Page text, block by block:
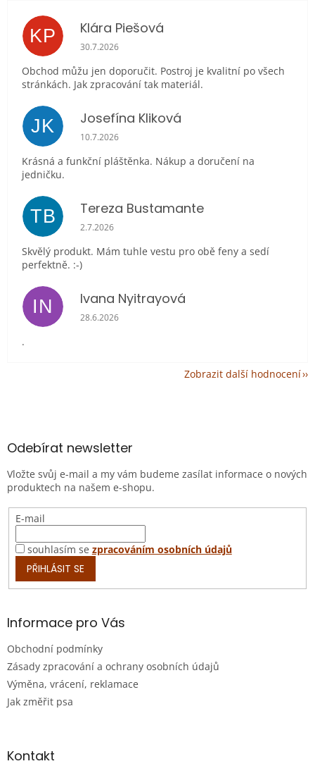
KP Klára Piešová
Hodnocení obchodu je 5 z 5 hvězdiček.
30.7.2026
Obchod můžu jen doporučit. Postroj je kvalitní po všech
stránkách. Jak zpracování tak materiál.
JK Josefína Kliková
Hodnocení obchodu je 5 z 5 hvězdiček.
10.7.2026
Krásná a funkční pláštěnka. Nákup a doručení na
jedničku.
TB Tereza Bustamante
Hodnocení obchodu je 5 z 5 hvězdiček.
2.7.2026
Skvělý produkt. Mám tuhle vestu pro obě feny a sedí
perfektně. :-)
IN Ivana Nyitrayová
Hodnocení obchodu je 5 z 5 hvězdiček.
28.6.2026
.
Zobrazit další hodnocení
aOdebírat newsletter
Vložte svůj e-mail a my vám budeme zasílat informace o nových
produktech na našem e-shopu.
E-mail
souhlasím se zpracováním osobních údajů
PŘIHLÁSIT SE
Informace pro Vás
Obchodní podmínky
Zásady zpracování a ochrany osobních údajů
Výměna, vrácení, reklamace
Jak změřit psa
Kontakt